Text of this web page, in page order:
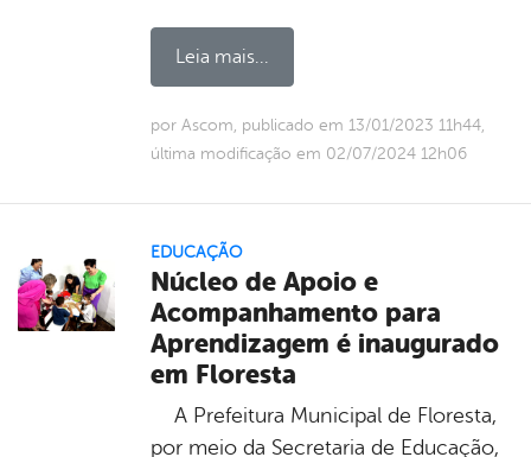
Leia mais...
por Ascom, publicado em 13/01/2023 11h44,
última modificação em 02/07/2024 12h06
EDUCAÇÃO
Núcleo de Apoio e
Acompanhamento para
Aprendizagem é inaugurado
em Floresta
A Prefeitura Municipal de Floresta,
por meio da Secretaria de Educação,